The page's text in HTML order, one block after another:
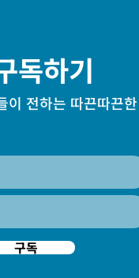
독하기
이 전하는 따끈따끈
구독